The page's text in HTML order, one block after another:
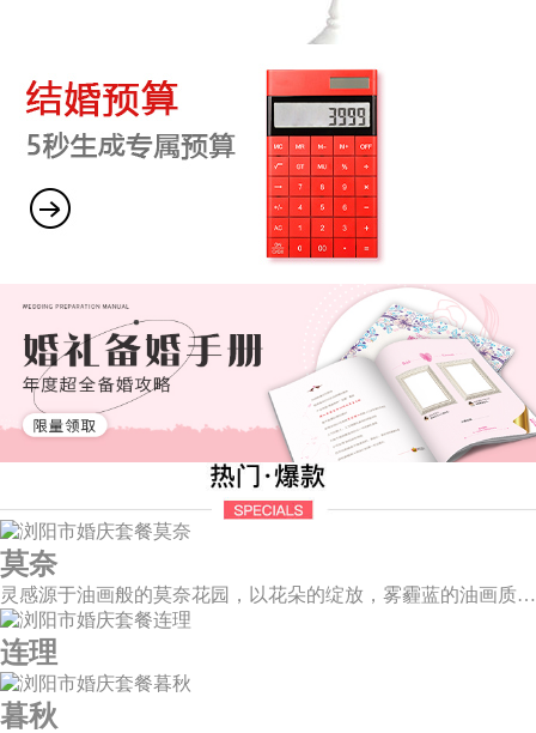
莫奈
灵感源于油画般的莫奈花园，以花朵的绽放，雾霾蓝的油画质感打造，簇拥着花房的精美花艺点缀。在这幽静美好的方寸之地，浪漫正在生长和蔓延，直至永恒。
连理
暮秋